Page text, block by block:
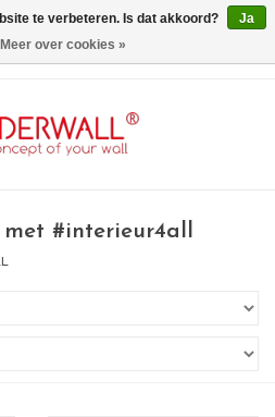
#interieur4all
te verbeteren. Is dat akkoord?
Ja
Meer over cookies »